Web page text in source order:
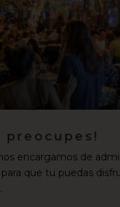
preocupes!
encargamos de
que tu puedas